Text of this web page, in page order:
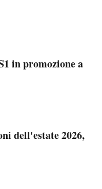
in promozione a
dell'estate 2026,